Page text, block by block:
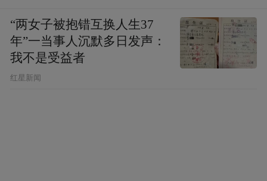
“两女子被抱错互换人生37
年”一当事人沉默多日发声：
我不是受益者
红星新闻